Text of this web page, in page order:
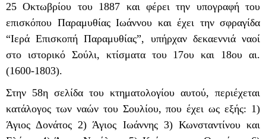
25 Οκτωβρίου του 1887 και φέρει την υπογραφή του
επισκόπου Παραμυθίας Ιωάννου και έχει την σφραγίδα
“Ιερά Επισκοπή Παραμυθίας”, υπήρχαν δεκαεννιά ναοί
στο ιστορικό Σούλι, κτίσματα του 17ου και 18ου αι.
(1600-1803).
Στην 58η σελίδα του κτηματολογίου αυτού, περιέχεται
κατάλογος των ναών του Σουλίου, που έχει ως εξής: 1)
Άγιος Δονάτος 2) Άγιος Ιωάννης 3) Κωνσταντίνου και